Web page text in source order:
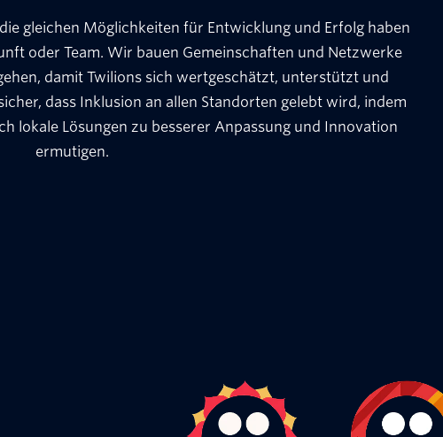
gleichen Möglichkeiten für Entwicklung und Erfolg haben
oder Team. Wir bauen Gemeinschaften und Netzwerke
damit Twilions sich wertgeschätzt, unterstützt und
dass Inklusion an allen Standorten gelebt wird, indem
lokale Lösungen zu besserer Anpassung und Innovation
ermutigen.